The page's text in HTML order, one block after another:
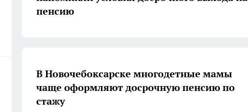
пенсию
В Новочебоксарске многодетные мамы
чаще оформляют досрочную пенсию по
стажу